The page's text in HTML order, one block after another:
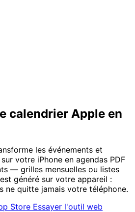
calendrier Apple en
les événements et
votre iPhone en agendas PDF
— grilles mensuelles ou listes
généré sur votre appareil :
ne quitte jamais votre téléphone.
Store Essayer l'outil web